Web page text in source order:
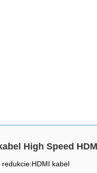
High Speed
kabel